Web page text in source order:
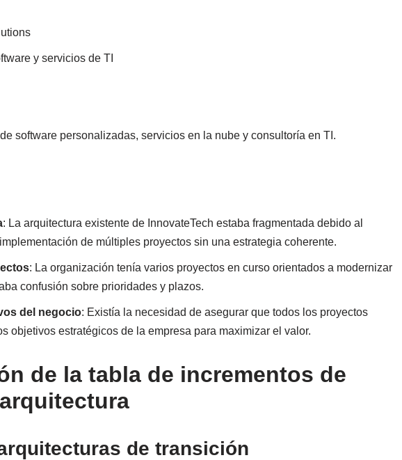
y servicios de TI
software personalizadas, servicios en la nube y consultoría en TI.
: La arquitectura existente de InnovateTech estaba fragmentada debido al
de múltiples proyectos sin una estrategia coherente.
: La organización tenía varios proyectos en curso orientados a modernizar
confusión sobre prioridades y plazos.
del negocio: Existía la necesidad de asegurar que todos los proyectos
objetivos estratégicos de la empresa para maximizar el valor.
de la tabla de incrementos de
de transición